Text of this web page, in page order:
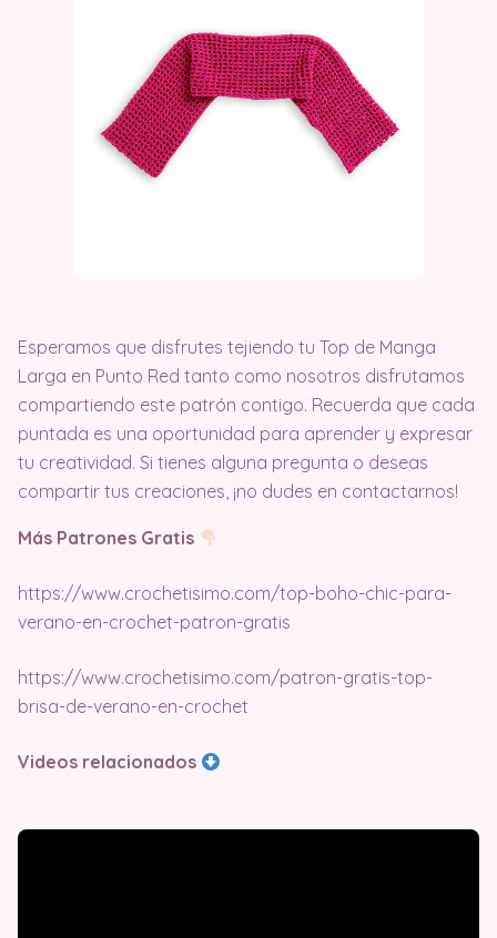
Esperamos que disfrutes tejiendo tu Top de Manga
Larga en Punto Red tanto como nosotros disfrutamos
compartiendo este patrón contigo. Recuerda que cada
puntada es una oportunidad para aprender y expresar
tu creatividad. Si tienes alguna pregunta o deseas
compartir tus creaciones, ¡no dudes en contactarnos!
Más Patrones Gratis
https://www.crochetisimo.com/top-boho-chic-para-
verano-en-crochet-patron-gratis
https://www.crochetisimo.com/patron-gratis-top-
brisa-de-verano-en-crochet
Videos relacionados